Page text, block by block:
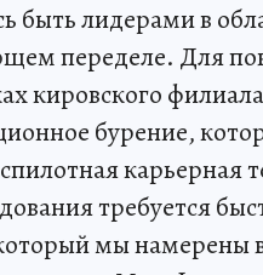
быть лидерами в
переделе. Для
кировского
бурение,
карьерная
требуется
мы намерены